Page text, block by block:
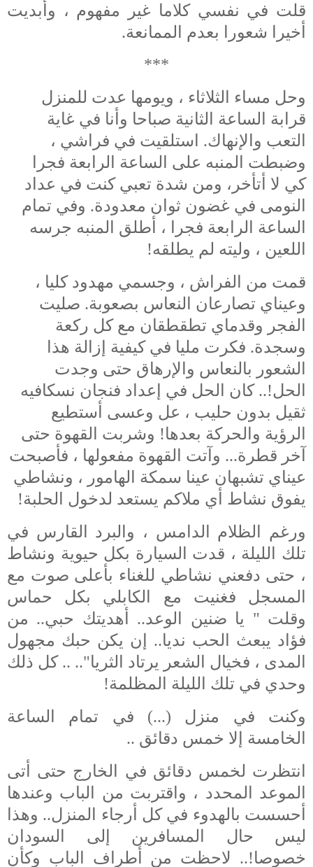
قلت في نفسي كلاما غير مفهوم ، وأبديت
أخيرا شعورا بعدم الممانعة.
***
وحل مساء الثلاثاء ، ويومها عدت للمنزل
قرابة الساعة الثانية صباحا وأنا في غاية
التعب والإنهاك. استلقيت في فراشي ،
وضبطت المنبه على الساعة الرابعة فجرا
كي لا أتأخر، ومن شدة تعبي كنت في عداد
النومى في غضون ثوان معدودة. وفي تمام
الساعة الرابعة فجرا ، أطلق المنبه جرسه
اللعين ، وليته لم يطلقه!
قمت من الفراش ، وجسمي مهدود كليا ،
وعيناي تصارعان النعاس بصعوبة. صليت
الفجر وقدماي تطقطقان مع كل ركعة
وسجدة. فكرت مليا في كيفية إزالة هذا
الشعور بالنعاس والإرهاق حتى وجدت
الحل!.. كان الحل في إعداد فنجان نسكافيه
ثقيل بدون حليب ، عل وعسى أستطيع
الرؤية والحركة بعدها! وشربت القهوة حتى
آخر قطرة... وآتت القهوة مفعولها ، فأصبحت
عيناي تشبهان عينا سمكة الهامور ، ونشاطي
يفوق نشاط أي ملاكم يستعد لدخول الحلبة!
ورغم الظلام الدامس ، والبرد القارس في
تلك الليلة ، قدت السيارة بكل حيوية ونشاط
، حتى دفعني نشاطي للغناء بأعلى صوت مع
المسجل فغنيت مع الكابلي بكل حماس
وقلت " يا ضنين الوعد.. أهديتك حبي.. من
فؤاد يبعث الحب نديا.. إن يكن حبك مجهول
المدى ، فخيال الشعر يرتاد الثريا".. .. كل ذلك
وحدي في تلك الليلة المظلمة!
وكنت في منزل (...) في تمام الساعة
الخامسة إلا خمس دقائق ..
انتظرت لخمس دقائق في الخارج حتى أتى
الموعد المحدد ، واقتربت من الباب وعندها
أحسست بالهدوء في كل أرجاء المنزل.. وهذا
ليس حال المسافرين إلى السودان
خصوصا!.. لاحظت من أطراف الباب وكأن